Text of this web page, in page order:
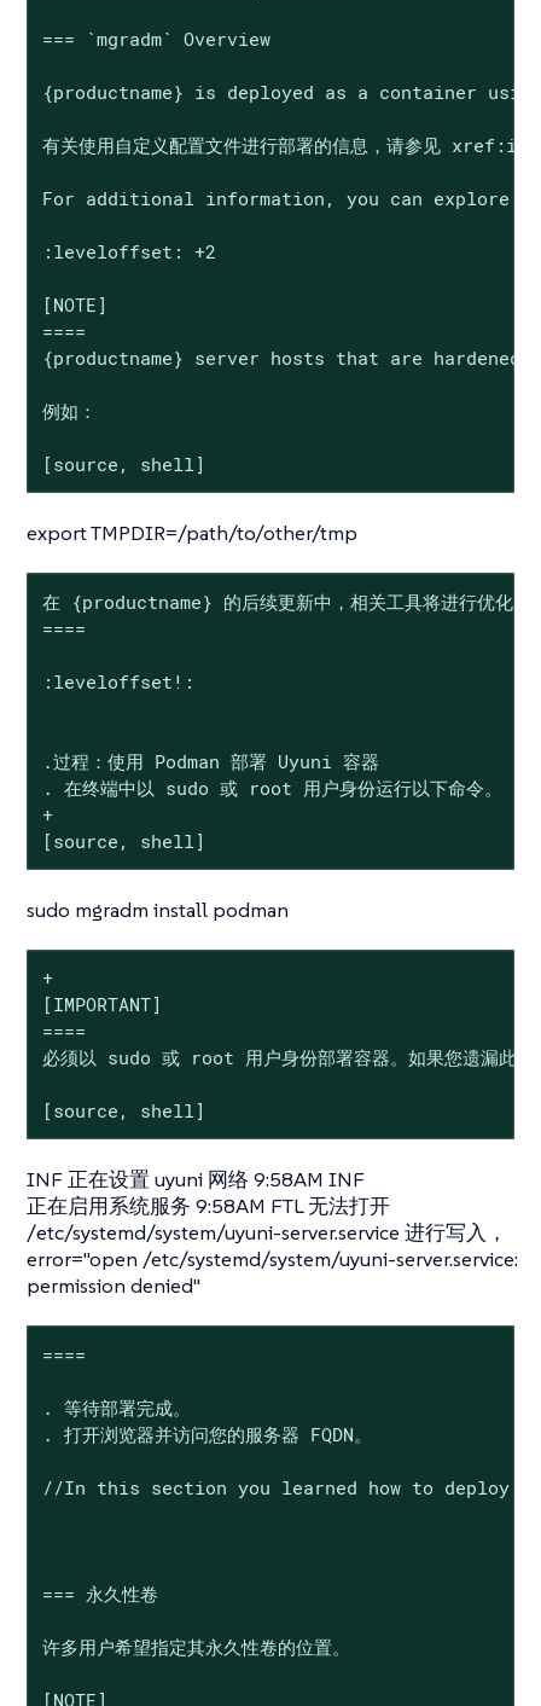
=== `mgradm` Overview
{productname} is deployed as a container
有关使用自定义配置文件进行部署的信息，请参见
For additional information, you can explore
:leveloffset: +2
[NOTE]
====
{productname} server hosts that are
例如：
[source, shell]
export TMPDIR=/path/to/other/tmp
在 {productname} 的后续更新中，相关工具将进行优化，
====
:leveloffset!:
.过程：使用 Podman 部署 Uyuni 容器
. 在终端中以 sudo 或 root 用户身份运行以下命令。
+
[source, shell]
sudo mgradm install podman
+
[IMPORTANT]
====
必须以 sudo 或 root 用户身份部署容器。如果您遗漏此步
[source, shell]
INF 正在设置 uyuni 网络 9:58AM INF
正在启用系统服务 9:58AM FTL 无法打开
/etc/systemd/system/uyuni-server.service 进行写入，
error="open /etc/systemd/system/uyuni-server.service:
permission denied"
====
. 等待部署完成。
. 打开浏览器并访问您的服务器 FQDN。
//In this section you learned how to deploy
=== 永久性卷
许多用户希望指定其永久性卷的位置。
[NOTE]